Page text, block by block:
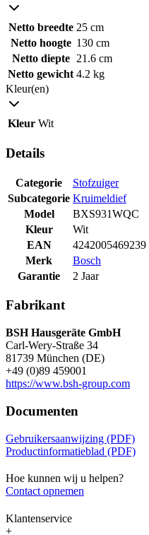
Netto breedte 25 cm
Netto hoogte 130 cm
Netto diepte
21.6 cm
Netto gewicht 4.2 kg
Kleur(en)
Kleur Wit
Details
Categorie
Stofzuiger
Subcategorie Kruimeldief
Model
BXS931WQC
Kleur
Wit
EAN
4242005469239
Merk
Bosch
Garantie
2 Jaar
Fabrikant
BSH Hausgeräte GmbH
Carl-Wery-Straße 34
81739 München (DE)
+49 (0)89 459001
https://www.bsh-group.com
Documenten
Gebruikersaanwijzing (PDF)
Productinformatieblad (PDF)
Hoe kunnen wij u helpen?
Contact opnemen
Klantenservice
+